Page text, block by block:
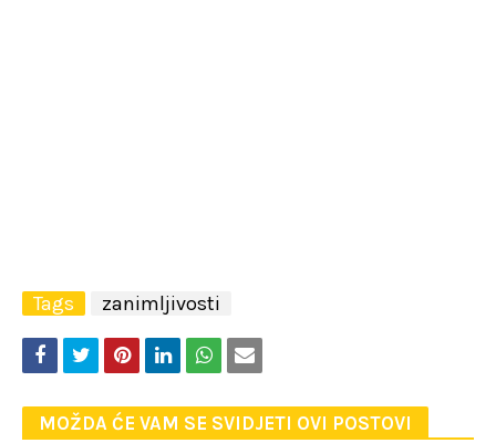
Tags zanimljivosti
MOŽDA ĆE VAM SE SVIDJETI OVI POSTOVI